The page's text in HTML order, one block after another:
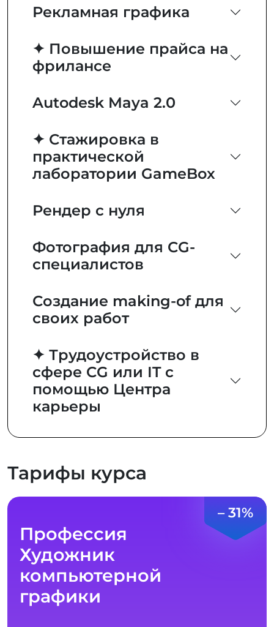
Рекламная графика
✦ Повышение прайса на
фрилансе
Autodesk Maya 2.0
✦ Стажировка в
практической
лаборатории GameBox
Рендер с нуля
Фотография для CG-
специалистов
Создание making-of для
своих работ
✦ Трудоустройство в
сфере CG или IT с
помощью Центра
карьеры
Тарифы курса
– 31%
Профессия
Художник
компьютерной
графики